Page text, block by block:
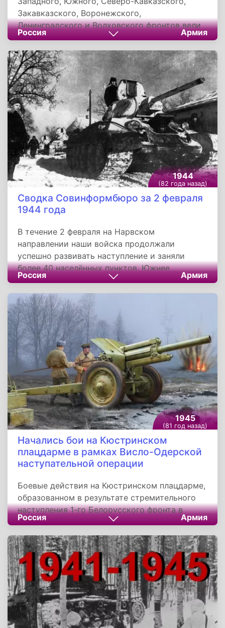
Закавказского, Воронежского,
Ленинградского и Волховского фронтов вели
наступательные бои на прежних направлениях.
Войска Донского фронта истребляли
разрозненные группы гитлеровцев,
оказывающих сопротивление севернее
Сталинграда.
Россия Армия
1944
(82 года назад)
Сводка Совинформбюро за 2 февраля
1944 года
В течение 2 февраля на Нарвском
направлении наши войска продолжали
успешно развивать наступление и заняли
более 40 населённых пунктов. Южнее
Сиверский наши войска вели наступательные
бои, в результате которых заняли ряд
населённых пунктов.
Россия Армия
1945
(81 год назад)
Начались бои на Кюстринском
плацдарме в рамках Висло-Одерской
наступательной операции
Боевые действия на Кюстринском плацдарме,
образованном в результате стремительного
наступления 1-го Белорусского фронта в
рамках Висло-Одерской наступательной
операции, начались 3 февраля 1945 года.
Плацдарм был образован на реке Одер в
районе города Кюстрин, всего в 70
километрах от Берлина. Для нацистского
руководства ликвидация плацдарма имела
жизненно важное значение, непосредственная
угроза столице Германии создавала
чрезвычайное напряжение на этом участке
Россия Армия